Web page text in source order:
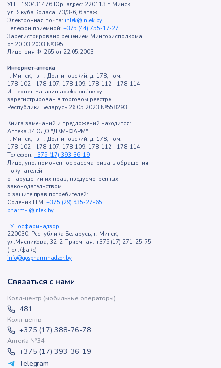
УНП 190431476 Юр. адрес: 220113 г. Минск,
ул. Якуба Коласа, 73/3-6, 6 этаж
Электронная почта: inlek@inlek.by
Телефон приемной: +375 (44) 755-17-27
Зарегистрировано решением Мингорисполкома
от 20.03.2003 №395
Лицензия Ф-265 от 22.05.2003
Интернет-аптека
г. Минск, тр-т. Долгиновский, д. 178, пом.
178-102 - 178-107, 178-109, 178-112 - 178-114
Интернет-магазин apteka-online.by
зарегистрирован в торговом реестре
Республики Беларусь 26.05.2023 №558293
Книга замечаний и предложений находится:
Аптека 34 ОДО "ДКМ-ФАРМ"
г. Минск, тр-т. Долгиновский, д. 178, пом.
178-102 - 178-107, 178-109, 178-112 - 178-114
Телефон: +375 (17) 393-36-19
Лицо, уполномоченное рассматривать обращения
покупателей
о нарушении их прав, предусмотренных
законодательством
о защите прав потребителей:
Соленик Н.М. +375 (29) 635-27-65
pharm-i@inlek.by
ГУ Госфармнадзор
220030, Республика Беларусь, г. Минск,
ул.Мясникова, 32-2 Приемная: +375 (17) 271-25-75
(тел./факс)
info@gospharmnadzor.by
Связаться с нами
Колл-центр (мобильные операторы)
481
Колл-центр
+375 (17) 388-76-78
Аптека №34
+375 (17) 393-36-19
Telegram